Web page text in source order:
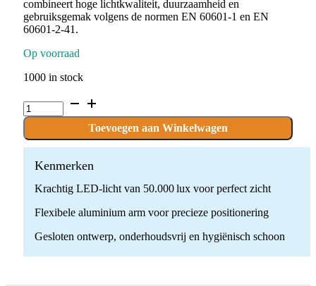
combineert hoge lichtkwaliteit, duurzaamheid en
gebruiksgemak volgens de normen EN 60601-1 en EN
60601-2-41.
Op voorraad
1000 in stock
VISIANO
10-
quantity
Toevoegen aan Winkelwagen
Kenmerken
Krachtig LED-licht van 50.000 lux voor perfect zicht
Flexibele aluminium arm voor precieze positionering
Gesloten ontwerp, onderhoudsvrij en hygiënisch schoon